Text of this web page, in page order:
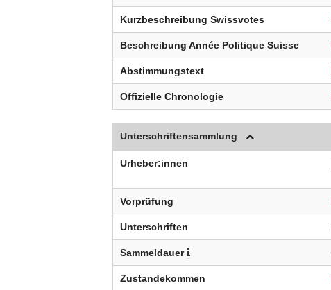
Kurzbeschreibung Swissvotes
Beschreibung Année Politique Suisse
Abstimmungstext
Offizielle Chronologie
Unterschriftensammlung
Urheber:innen
Vorprüfung
Unterschriften
Sammeldauer
Zustandekommen